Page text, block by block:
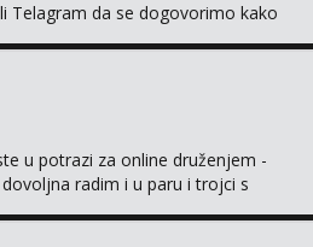
Telagram da se dogovorimo kako
u potrazi za online druženjem -
radim i u paru i trojci s